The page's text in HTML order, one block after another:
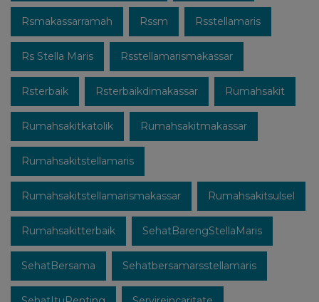
Rsmakassarramah Rssm Rsstellamaris
Rs Stella Maris Rsstellamarismakassar
Rsterbaik Rsterbaikdimakassar Rumahsakit
Rumahsakitkatolik Rumahsakitmakassar
Rumahsakitstellamaris
Rumahsakitstellamarismakassar Rumahsakitsulsel
Rumahsakitterbaik SehatBarengStellaMaris
SehatBersama Sehatbersamarsstellamaris